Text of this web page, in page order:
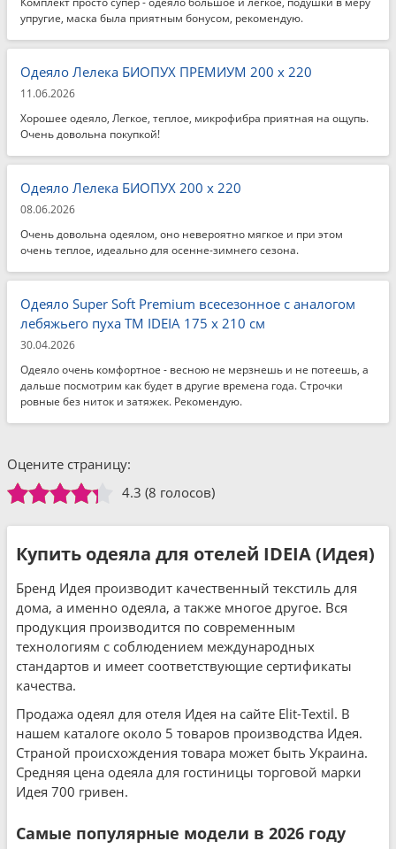
упругие, маска была приятным бонусом, рекомендую.
Одеяло Лелека БИОПУХ ПРЕМИУМ 200 x 220
11.06.2026
Хорошее одеяло, Легкое, теплое, микрофибра приятная на ощупь.
Очень довольна покупкой!
Одеяло Лелека БИОПУХ 200 x 220
08.06.2026
Очень довольна одеялом, оно невероятно мягкое и при этом
очень теплое, идеально для осенне-зимнего сезона.
Одеяло Super Soft Premium всесезонное с аналогом
лебяжьего пуха TM IDEIA 175 x 210 см
30.04.2026
Одеяло очень комфортное - весною не мерзнешь и не потеешь, а
дальше посмотрим как будет в другие времена года. Строчки
ровные без ниток и затяжек. Рекомендую.
Оцените страницу:
4.3 (8 голосов)
Купить одеяла для отелей IDEIA (Идея)
Бренд Идея производит качественный текстиль для
дома, а именно одеяла, а также многое другое. Вся
продукция производится по современным
технологиям с соблюдением международных
стандартов и имеет соответствующие сертификаты
качества.
Продажа одеял для отеля Идея на сайте Elit-Textil. В
нашем каталоге около 5 товаров производства Идея.
Страной происхождения товара может быть Украина.
Средняя цена одеяла для гостиницы торговой марки
Идея 700 гривен.
Самые популярные модели в 2026 году